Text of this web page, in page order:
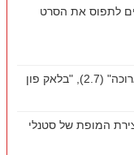
לתפוס את הסרט
סרטים חדשים שעולים ב-Yes: "הצעדה הארוכה" (2.7), "בלאק פון
המופת של סטנלי